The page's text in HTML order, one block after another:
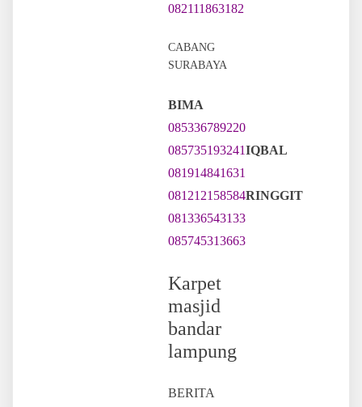
082111863182
CABANG
SURABAYA
BIMA
085336789220
085735193241IQBAL
081914841631
081212158584RINGGIT
081336543133
085745313663
Karpet
masjid
bandar
lampung
BERITA